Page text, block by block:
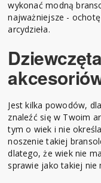
wykonać modną
najważniejsze -
arcydzieła.
Jest kilka powodów,
znaleźć się w Twoim
tym o wiek i nie
noszenie takiej
dlatego, że wiek nie
sprawie jako takiej nie